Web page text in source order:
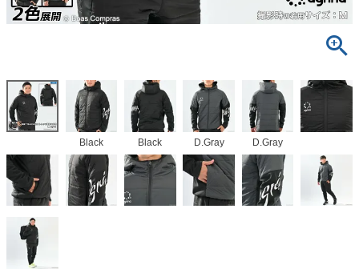
Black Black D.Gray D.Gray